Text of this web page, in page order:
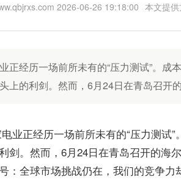
2026-06-26 19:18:00 本文提
正经历一场前所未有的“压力测试”。
上的利剑。然而，6月24日在青岛召开
业正经历一场前所未有的“压力测
剑。然而，6月24日在青岛召开的海
： 全球市场挑战仍在，我们的竞争力